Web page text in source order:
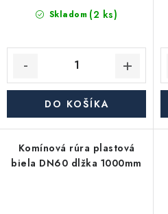
Skladom (2 ks)
DO KOŠÍKA
Komínová rúra plastová
biela DN60 dlžka 1000mm